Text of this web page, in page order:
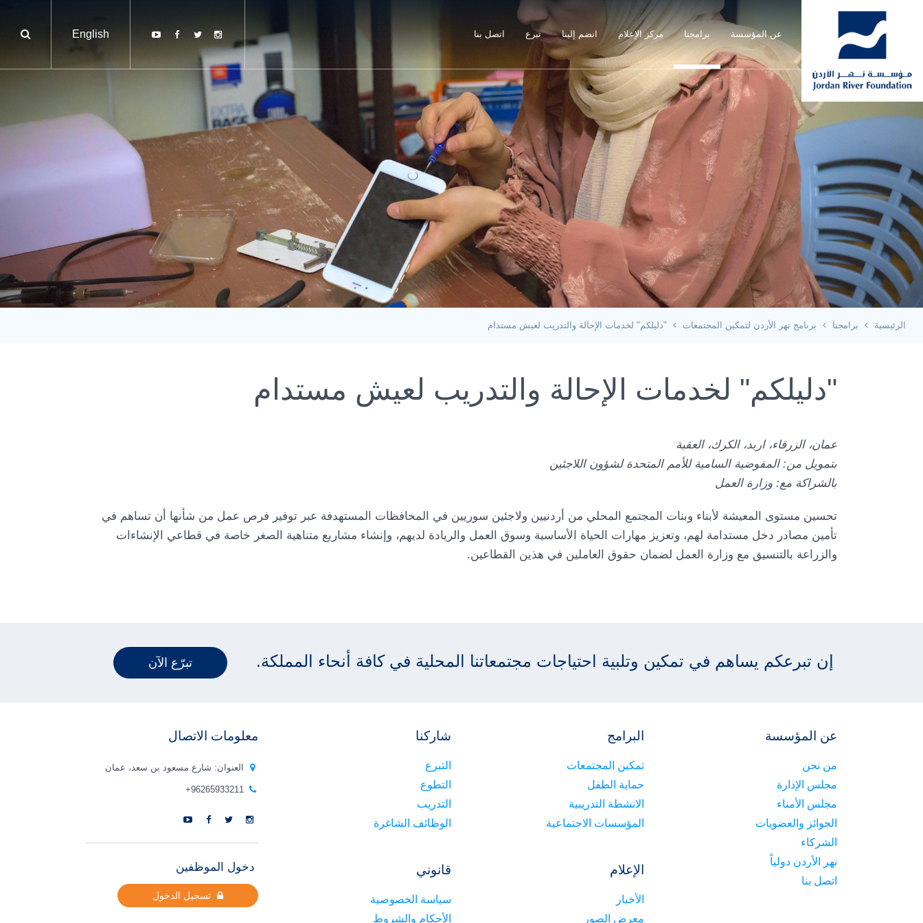
عن المؤسسة برامجنا مركز الإعلام انضم إلينا تبرع اتصل بنا English
الرئيسية برامجنا برنامج نهر الأردن لتمكين المجتمعات "دليلكم" لخدمات الإحالة والتدريب لعيش مستدام
"دليلكم" لخدمات الإحالة والتدريب لعيش مستدام
عمان، الزرقاء، اربد، الكرك، العقبة
بتمويل من: المفوضية السامية للأمم المتحدة لشؤون اللاجئين
بالشراكة مع: وزارة العمل
تحسين مستوى المعيشة لأبناء وبنات المجتمع المحلي من أردنيين ولاجئين سوريين في المحافظات المستهدفة عبر توفير فرص عمل من شأنها أن تساهم في
تأمين مصادر دخل مستدامة لهم، وتعزيز مهارات الحياة الأساسية وسوق العمل والريادة لديهم، وإنشاء مشاريع متناهية الصغر خاصة في قطاعي الإنشاءات
والزراعة بالتنسيق مع وزارة العمل لضمان حقوق العاملين في هذين القطاعين.
إن تبرعكم يساهم في تمكين وتلبية احتياجات مجتمعاتنا المحلية في كافة أنحاء المملكة. تبرّع الآن
عن المؤسسة
من نحن
مجلس الإدارة
مجلس الأمناء
الجوائز والعضويات
الشركاء
نهر الأردن دولياً
اتصل بنا
البرامج
تمكين المجتمعات
حماية الطفل
الانشطة التدريبية
المؤسسات الاجتماعية
الإعلام
الأخبار
معرض الصور
شاركنا
التبرع
التطوع
التدريب
الوظائف الشاغرة
قانوني
سياسة الخصوصية
الأحكام والشروط
معلومات الاتصال
العنوان: شارع مسعود بن سعد، عمان
دخول الموظفين
تسجيل الدخول